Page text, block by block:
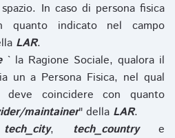
In caso di persona fisica
quanto indicato nel campo
LAR.
` la Ragione Sociale, qualora il
un a Persona Fisica, nel qual
coincidere con quanto
maintainer" della LAR.
tech_city, tech_countrye